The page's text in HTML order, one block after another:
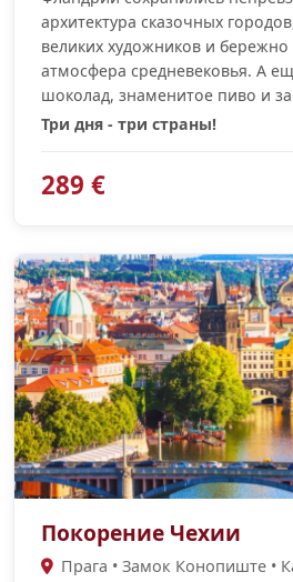
архитектура сказочных
великих художников и
атмосфера средневековья. А
шоколад, знаменитое пиво и
Три дня - три страны!
289 €
Покорение Чехии
Прага • Замок Конопиште •